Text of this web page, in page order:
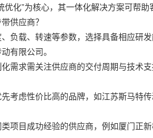
化”为核心，其一体化解决方案可帮助
供应商？
负载、转速等参数，选择具备相应研
有限公司。
需求需关注供应商的交付周期与技术
考虑性价比高的品牌，如江苏斯马特
项目成功经验的供应商，例如厦门正